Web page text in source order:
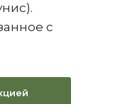
с